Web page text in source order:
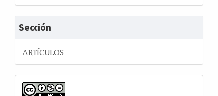
Sección
ARTÍCULOS